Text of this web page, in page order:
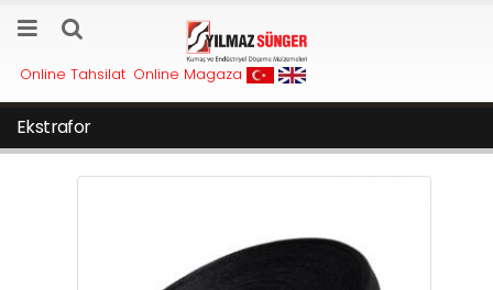
Online Tahsilat Online Magaza
Ekstrafor